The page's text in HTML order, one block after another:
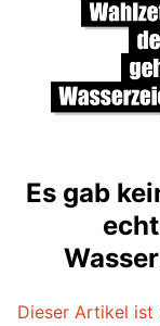
Es gab
Dieser Artikel ist